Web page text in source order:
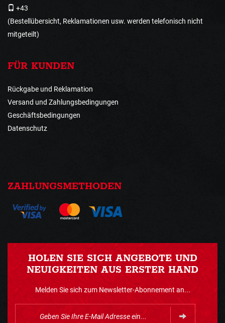
+43
(Bestellübersicht, Reklamationen usw. werden telefonisch nicht
mitgeteilt)
FÜR KUNDEN
Rückgabe und Reklamation
Versand und Zahlungsbedingungen
Geschäftsbedingungen
Datenschutz
ZAHLUNGSMETHODEN
HOLEN SIE SICH ANGEBOTE UND
NEUIGKEITEN AUS ERSTER HAND
Melden Sie sich zum Newsletter-Abonnement an...